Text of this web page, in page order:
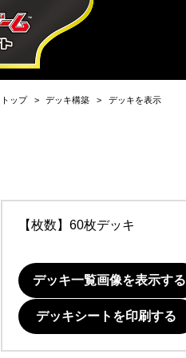
トップ デッキ構築 デッキを表示
【枚数】60枚デッキ
デッキ一覧画像を表示する
デッキシートを印刷する